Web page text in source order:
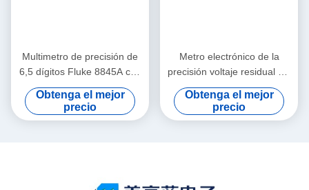
Multimetro de precisión de
6,5 dígitos Fluke 8845A con
0.0024% de precisión de CC
y grabador sin papel
Trendplot
Obtenga el mejor
precio
Metro electrónico de la
precisión voltaje residual del
equipo de la prueba y de
medida de Keysight Agilent
E4980A
Obtenga el mejor
precio